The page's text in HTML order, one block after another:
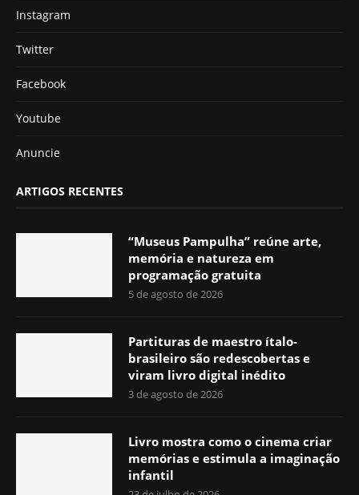
Instagram
Twitter
Facebook
Youtube
Anuncie
ARTIGOS RECENTES
“Museus Pampulha” reúne arte,
memória e natureza em
programação gratuita
5 de agosto de 2026
Partituras de maestro ítalo-
brasileiro são redescobertas e
viram livro digital inédito
3 de agosto de 2026
Livro mostra como o cinema criar
memórias e estimula a imaginação
infantil